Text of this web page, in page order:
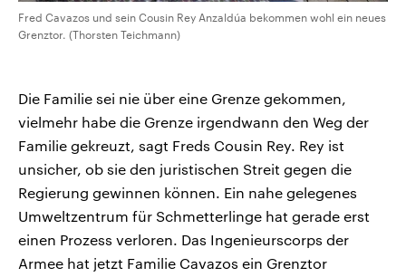
Fred Cavazos und sein Cousin Rey Anzaldúa bekommen wohl ein neues
Grenztor. (Thorsten Teichmann)
Die Familie sei nie über eine Grenze gekommen,
vielmehr habe die Grenze irgendwann den Weg der
Familie gekreuzt, sagt Freds Cousin Rey. Rey ist
unsicher, ob sie den juristischen Streit gegen die
Regierung gewinnen können. Ein nahe gelegenes
Umweltzentrum für Schmetterlinge hat gerade erst
einen Prozess verloren. Das Ingenieurscorps der
Armee hat jetzt Familie Cavazos ein Grenztor